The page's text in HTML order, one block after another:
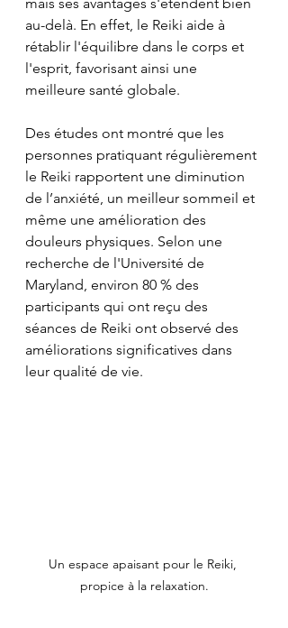
au-delà. En effet, le Reiki aide à
rétablir l'équilibre dans le corps et
l'esprit, favorisant ainsi une
meilleure santé globale.
Des études ont montré que les
personnes pratiquant régulièrement
le Reiki rapportent une diminution
de l’anxiété, un meilleur sommeil et
même une amélioration des
douleurs physiques. Selon une
recherche de l'Université de
Maryland, environ 80 % des
participants qui ont reçu des
séances de Reiki ont observé des
améliorations significatives dans
leur qualité de vie.
Un espace apaisant pour le Reiki,
propice à la relaxation.